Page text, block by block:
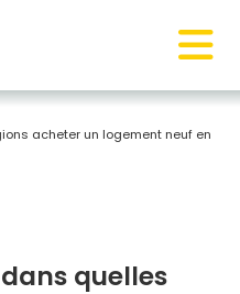
acheter un logement neuf en
quelles